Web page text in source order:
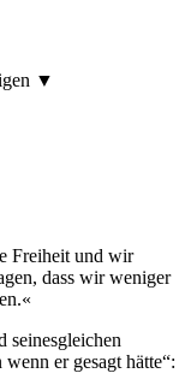
▼
Freiheit und wir
dass wir weniger
seinesgleichen
er gesagt hätte“: